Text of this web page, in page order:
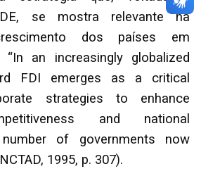
se mostra relevante na
dos países em
“In an increasingly globalized
FDI emerges as a critical
strategies to enhance
and national
of governments now
1995, p. 307).